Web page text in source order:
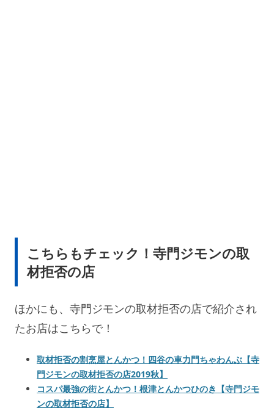
こちらもチェック！寺門ジモンの取
材拒否の店
ほかにも、寺門ジモンの取材拒否の店で紹介され
たお店はこちらで！
取材拒否の割烹屋とんかつ！四谷の車力門ちゃわんぶ【寺
門ジモンの取材拒否の店2019秋】
コスパ最強の街とんかつ！根津とんかつひのき【寺門ジモ
ンの取材拒否の店】